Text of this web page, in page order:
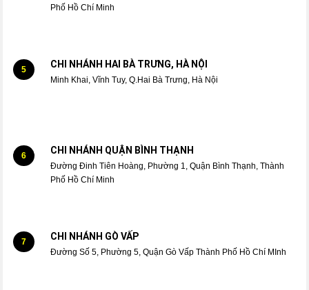
Phố Hồ Chí Minh
5 CHI NHÁNH HAI BÀ TRƯNG, HÀ NỘI
Minh Khai, Vĩnh Tuy, Q.Hai Bà Trưng, Hà Nội
6 CHI NHÁNH QUẬN BÌNH THẠNH
Đường Đinh Tiên Hoàng, Phường 1, Quận Bình Thạnh, Thành
Phố Hồ Chí Minh
7 CHI NHÁNH GÒ VẤP
Đường Số 5, Phường 5, Quận Gò Vấp Thành Phố Hồ Chí MInh